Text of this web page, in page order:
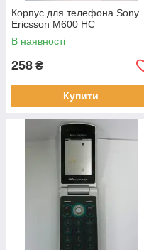
Корпус для телефона Sony
Ericsson M600 HC
В наявності
258 ₴
Купити